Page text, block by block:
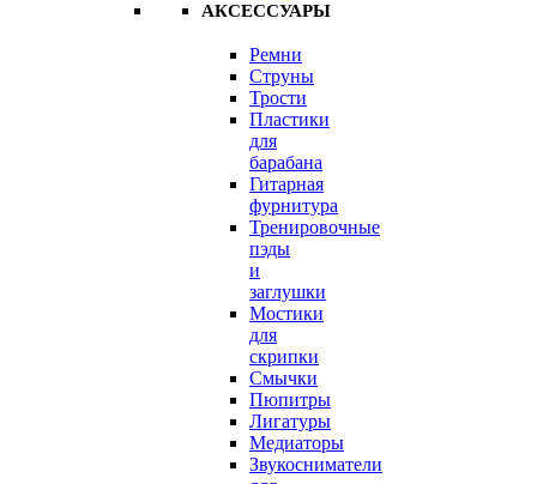
АКСЕССУАРЫ
Ремни
Струны
Трости
Пластики
для
барабана
Гитарная
фурнитура
Тренировочные
пэды
и
заглушки
Мостики
для
скрипки
Смычки
Пюпитры
Лигатуры
Медиаторы
Звукосниматели